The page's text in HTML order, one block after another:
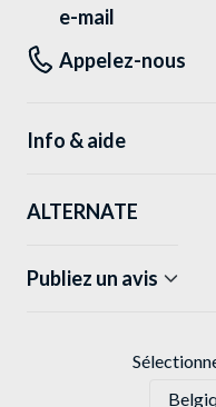
e-mail
Appelez-nous
Info & aide
ALTERNATE
Publiez un avis